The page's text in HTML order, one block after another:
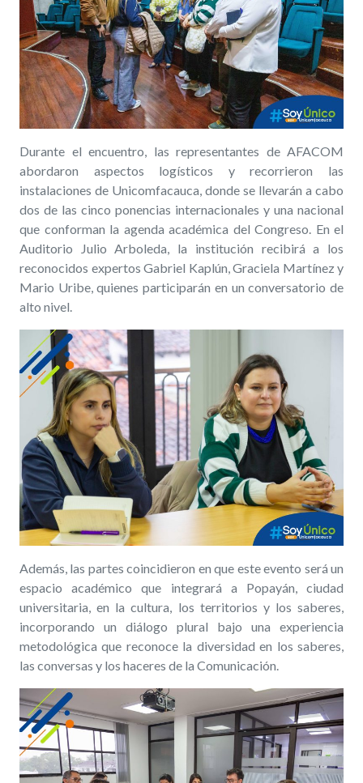
Durante el encuentro, las representantes de AFACOM
abordaron aspectos logísticos y recorrieron las
instalaciones de Unicomfacauca, donde se llevarán a cabo
dos de las cinco ponencias internacionales y una nacional
que conforman la agenda académica del Congreso. En el
Auditorio Julio Arboleda, la institución recibirá a los
reconocidos expertos Gabriel Kaplún, Graciela Martínez y
Mario Uribe, quienes participarán en un conversatorio de
alto nivel.
Además, las partes coincidieron en que este evento será un
espacio académico que integrará a Popayán, ciudad
universitaria, en la cultura, los territorios y los saberes,
incorporando un diálogo plural bajo una experiencia
metodológica que reconoce la diversidad en los saberes,
las conversas y los haceres de la Comunicación.